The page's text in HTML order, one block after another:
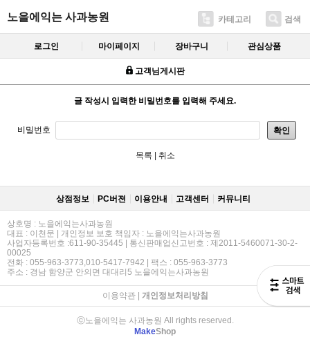
노을에익는 사과농원 카테고리 검색
로그인 마이페이지 장바구니 관심상품
고객님게시판
글 작성시 입력한 비밀번호를 입력해 주세요.
비밀번호 확인
목록 | 취소
상점정보 PC버젼 이용안내 고객센터 커뮤니티
상호명 : 노을에익는사과농원
대표 : 이천문 | 개인정보 보호 책임자 : 노을에익는사과농원
사업자등록번호 :611-90-35445 | 통신판매업신고번호 : 제2011-5460071-30-2-
00025
전화 : 055-963-3773,010-5417-7942 | 팩스 : 055-963-3773
주소 : 경남 함양군 안의면 대대리5 노을에익는사과농원
이용약관| 개인정보처리방침
ⓒ노을에익는 사과농원 All rights reserved.
MakeShop